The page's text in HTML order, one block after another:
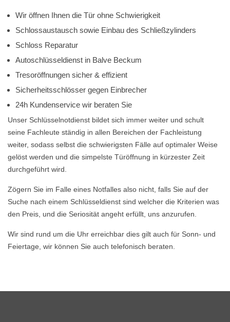
Wir öffnen Ihnen die Tür ohne Schwierigkeit
Schlossaustausch sowie Einbau des Schließzylinders
Schloss Reparatur
Autoschlüsseldienst in Balve Beckum
Tresoröffnungen sicher & effizient
Sicherheitsschlösser gegen Einbrecher
24h Kundenservice wir beraten Sie
Unser Schlüsselnotdienst bildet sich immer weiter und schult
seine Fachleute ständig in allen Bereichen der Fachleistung
weiter, sodass selbst die schwierigsten Fälle auf optimaler Weise
gelöst werden und die simpelste Türöffnung in kürzester Zeit
durchgeführt wird.
Zögern Sie im Falle eines Notfalles also nicht, falls Sie auf der
Suche nach einem Schlüsseldienst sind welcher die Kriterien was
den Preis, und die Seriosität angeht erfüllt, uns anzurufen.
Wir sind rund um die Uhr erreichbar dies gilt auch für Sonn- und
Feiertage, wir können Sie auch telefonisch beraten.